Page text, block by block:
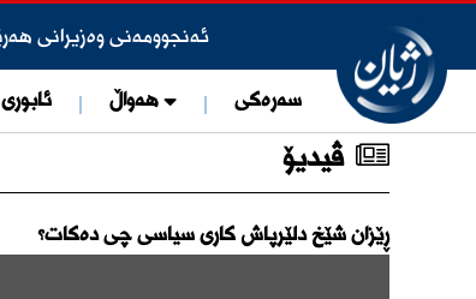
ئەنجوومەنی وەزیرانی
عێراق پلان بۆ فرۆشتنی 1000 کۆشکی سەدام حسێن دادەنێت
ئامبرین زەمان
لەجیاتی دانانی
سەرەکی هەواڵ ئابوری × ڤیدیۆ
ڕێزان شێخ دلێرپاش کاری سیاسی چی دەکات؟